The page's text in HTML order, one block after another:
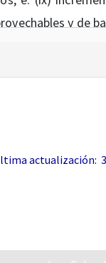
y de
0084del 16 de
presentado la
a la
hídrica para
actualización: